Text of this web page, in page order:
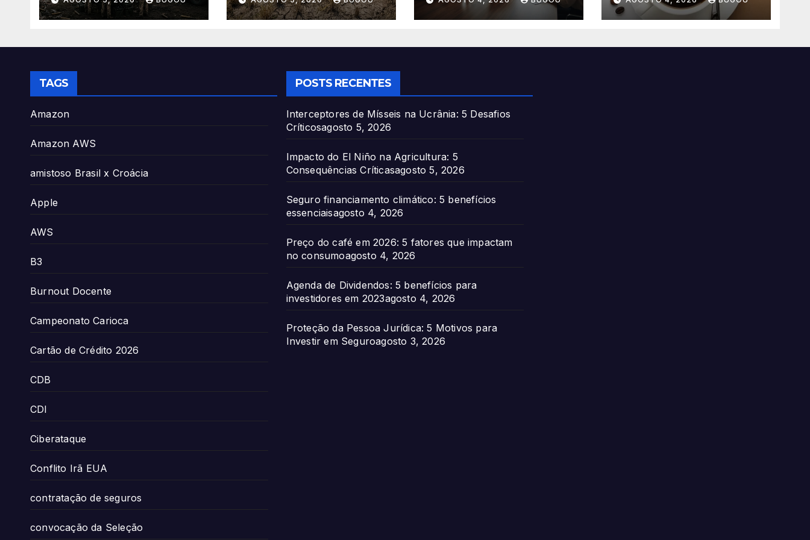
Críticas
benefícios
essenciais
consumo
TAGS
Amazon
Amazon AWS
amistoso Brasil x Croácia
Apple
AWS
B3
Burnout Docente
Campeonato Carioca
Cartão de Crédito 2026
CDB
CDI
Ciberataque
Conflito Irã EUA
contratação de seguros
convocação da Seleção
POSTS RECENTES
Interceptores de Mísseis na Ucrânia: 5 Desafios
Críticosagosto 5, 2026
Impacto do El Niño na Agricultura: 5
Consequências Críticasagosto 5, 2026
Seguro financiamento climático: 5 benefícios
essenciaisagosto 4, 2026
Preço do café em 2026: 5 fatores que impactam
no consumoagosto 4, 2026
Agenda de Dividendos: 5 benefícios para
investidores em 2023agosto 4, 2026
Proteção da Pessoa Jurídica: 5 Motivos para
Investir em Seguroagosto 3, 2026